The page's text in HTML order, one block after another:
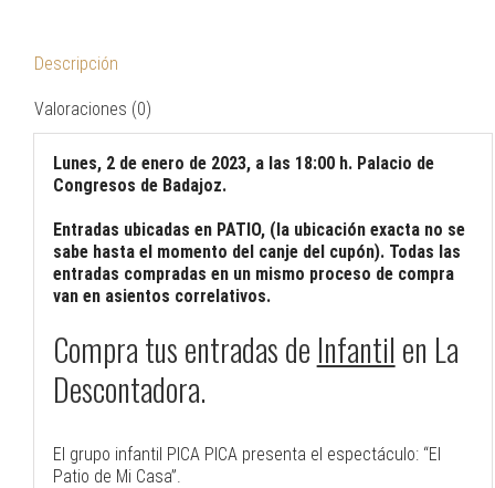
Descripción
Valoraciones (0)
Lunes, 2 de enero de 2023, a las 18:00 h. Palacio de
Congresos de Badajoz.
Entradas ubicadas en PATIO, (la ubicación exacta no se
sabe hasta el momento del canje del cupón). Todas las
entradas compradas en un mismo proceso de compra
van en asientos correlativos.
Compra tus entradas de Infantil en La
Descontadora.
El grupo infantil PICA PICA presenta el espectáculo: “El
Patio de Mi Casa”.